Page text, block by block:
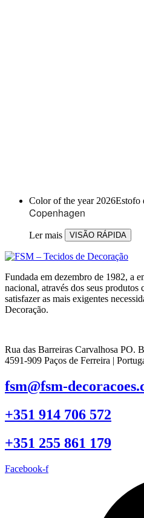
Color of the year 2026Estofo
Copenhagen
Ler mais VISÃO RÁPIDA
Fundada em dezembro de 1982, a
nacional, através dos seus produtos
satisfazer as mais exigentes
Decoração.
Rua das Barreiras Carvalhosa PO.
4591-909 Paços de Ferreira |
fsm@fsm-
+351 914 706 572
+351 255 861 179
Facebook-f